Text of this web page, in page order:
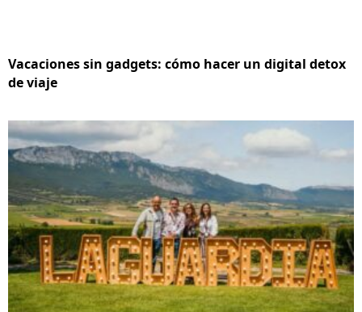
Vacaciones sin gadgets: cómo hacer un digital detox
de viaje